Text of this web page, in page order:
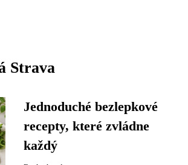
Strava
Jednoduché bezlepkové
recepty, které zvládne
každý